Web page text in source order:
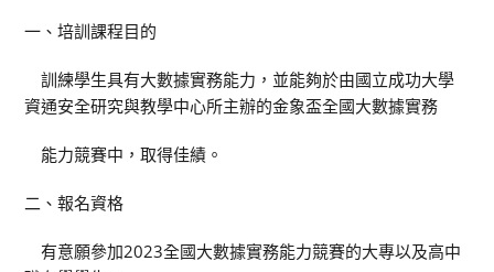
一、培訓課程目的
訓練學生具有大數據實務能力，並能夠於由國立成功大學
資通安全研究與教學中心所主辦的金象盃全國大數據實務
能力競賽中，取得佳績。
二、報名資格
有意願參加2023全國大數據實務能力競賽的大專以及高中